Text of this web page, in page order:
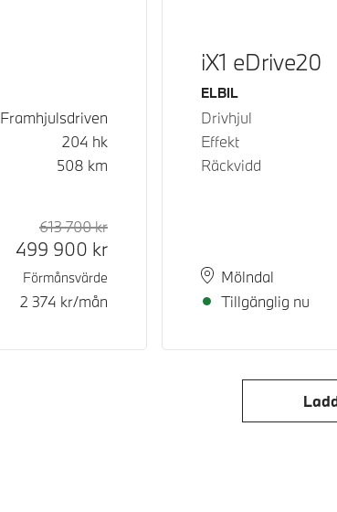
Framhjulsdriven
204 hk
508 km
Rek. ord pris
613 700krKontantpris
499 900 kr
Förmånsvärde
2 374 kr/mån
iX1 eDrive20
Bränsle
ELBIL
Drivhjul
Effekt
Räckvidd
PlatsMölndal
Leveranstid
Tillgänglig nu